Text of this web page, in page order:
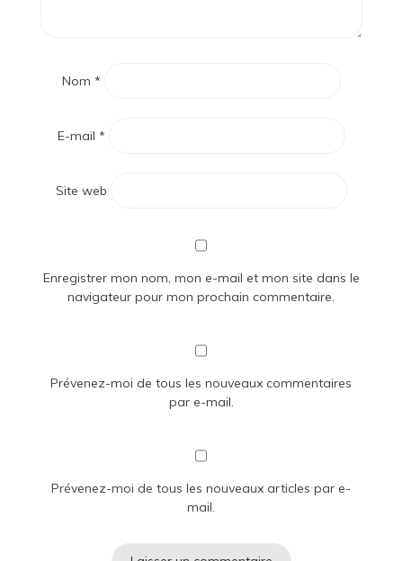
Nom *
E-mail *
Site web
Enregistrer mon nom, mon e-mail et mon site dans le
navigateur pour mon prochain commentaire.
Prévenez-moi de tous les nouveaux commentaires
par e-mail.
Prévenez-moi de tous les nouveaux articles par e-
mail.